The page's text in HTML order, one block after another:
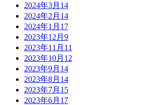
2024年3月 14
2024年2月 14
2024年1月 17
2023年12月 9
2023年11月 11
2023年10月 12
2023年9月 14
2023年8月 14
2023年7月 15
2023年6月 17